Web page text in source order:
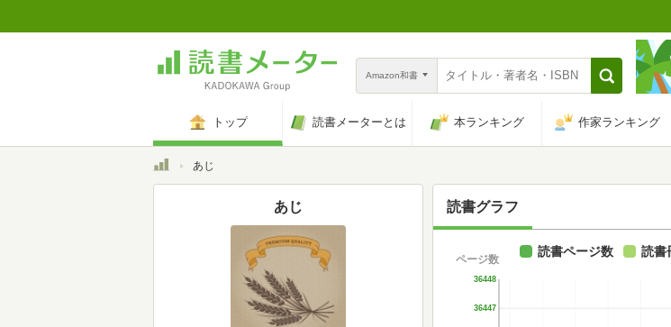
Amazon和書
トップ 読書メーターとは 本ランキング 作家ランキング
トップあじ
読書グラフ
36447
36448
ページ数
読書ページ数 読書
あじ